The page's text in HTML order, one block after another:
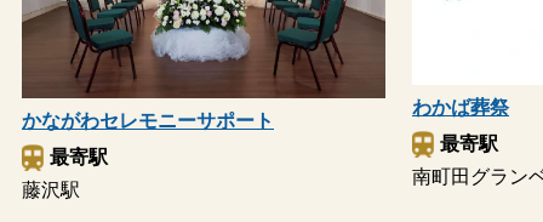
かながわセレモニーサポート
最寄駅
藤沢駅
わかば葬祭
最寄駅
南町田グラン